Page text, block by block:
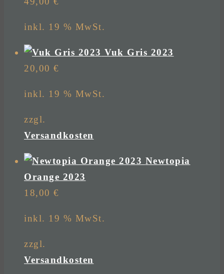
inkl. 19 % MwSt.
Vuk Gris 2023
20,00 €
inkl. 19 % MwSt.
zzgl.
Versandkosten
Newtopia
Orange 2023
18,00 €
inkl. 19 % MwSt.
zzgl.
Versandkosten